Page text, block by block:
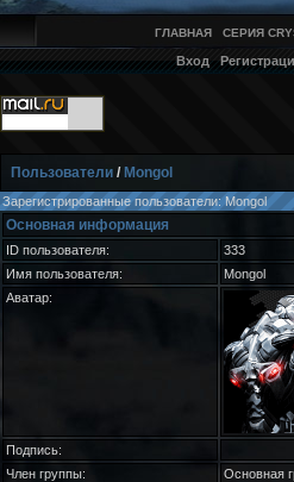
ГЛАВНАЯ СЕРИЯ
Вход
Пользователи / Mongol
Зарегистрированные пользователи: Mongol
Основная информация
ID пользователя:
333
Имя пользователя:
Mongol
Аватар:
Подпись:
Член группы:
Основная